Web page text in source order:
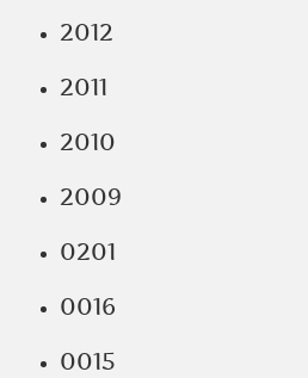
2012
2011
2010
2009
0201
0016
0015